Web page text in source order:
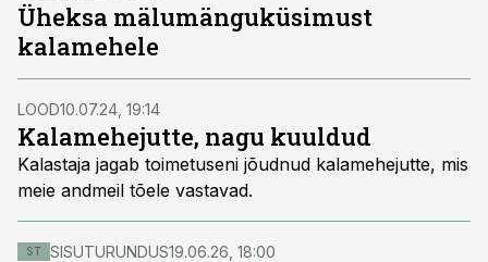
Üheksa mälumänguküsimust
kalamehele
LOOD10.07.24, 19:14
Kalamehejutte, nagu kuuldud
Kalastaja jagab toimetuseni jõudnud kalamehejutte, mis
meie andmeil tõele vastavad.
ST SISUTURUNDUS19.06.26, 18:00